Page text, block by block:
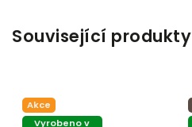
Související produkty